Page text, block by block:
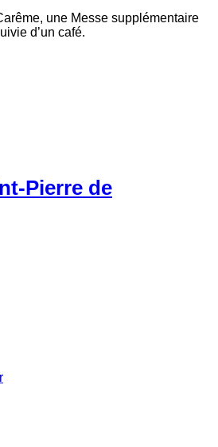
une Messe supplémentaire
d’un café.
Pierre de